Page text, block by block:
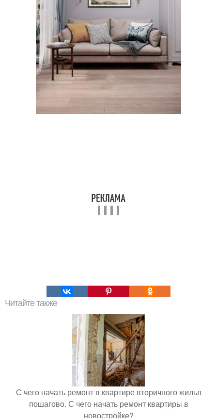
Читайте также
С чего начать ремонт в квартире вторичного жилья
пошагово. С чего начать ремонт квартиры в
новостройке?